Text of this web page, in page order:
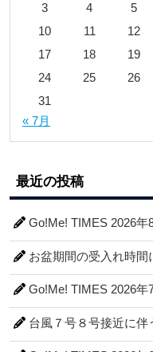
3
4 5
10
11 12
17
18 19
24
25 26
31
« 7月
最近の投稿
Go!Me! TIMES 2026年
お盆期間の受入れ時間
Go!Me! TIMES 2026年
台風７号８号接近に伴